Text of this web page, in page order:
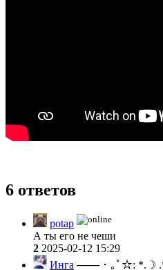
6 ответов
potap
А ты его не чеши
2 2025-02-12 15:29
Инга ─── ･ ｡ﾟ☆: *.☽